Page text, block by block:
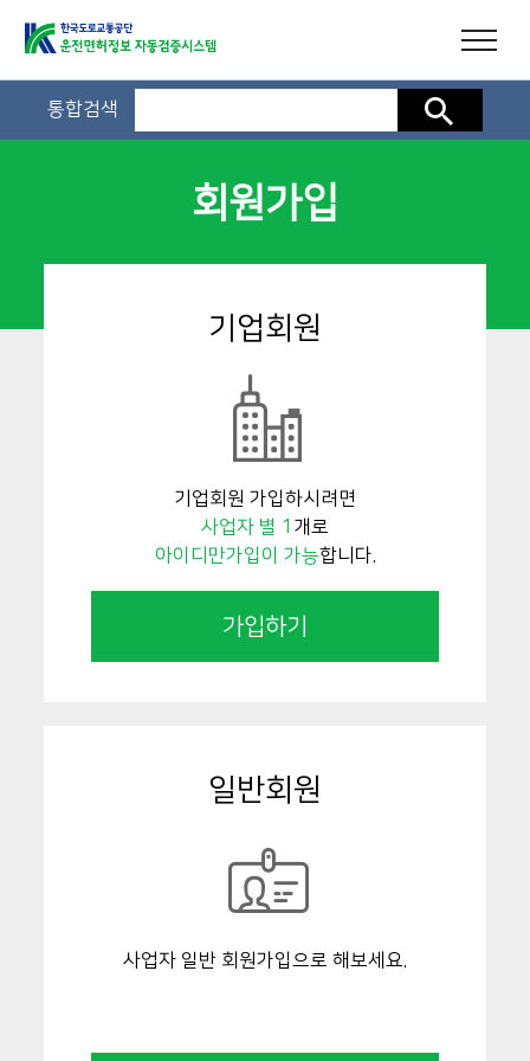
통합검색 검색
회원가입
기업회원
기업회원 가입하시려면
사업자 별 1 개로
아이디만가입이 가능합니다.
가입하기
일반회원
사업자 일반 회원가입으로 해보세요.